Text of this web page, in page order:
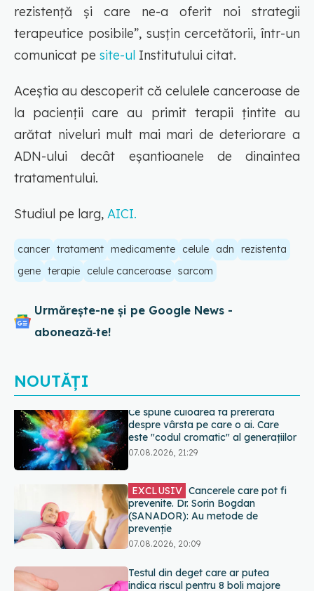
rezistență și care ne-a oferit noi strategii
terapeutice posibile”, susțin cercetătorii, într-un
comunicat pe site-ul Institutului citat.
Aceștia au descoperit că celulele canceroase de
la pacienții care au primit terapii țintite au
arătat niveluri mult mai mari de deteriorare a
ADN-ului decât eșantioanele de dinaintea
tratamentului.
Studiul pe larg, AICI.
cancer tratament medicamente celule adn
rezistenta
gene terapie celule canceroase sarcom
Urmărește-ne și pe Google News -
abonează‑te!
NOUTĂȚI
EXCLUSIV Cancerele care pot fi
prevenite. Dr. Sorin Bogdan
(SANADOR): Au metode de
07.08.2026, 20:09
Testul din deget care ar putea
indica riscul pentru 8 boli majore
07.08.2026, 18:34